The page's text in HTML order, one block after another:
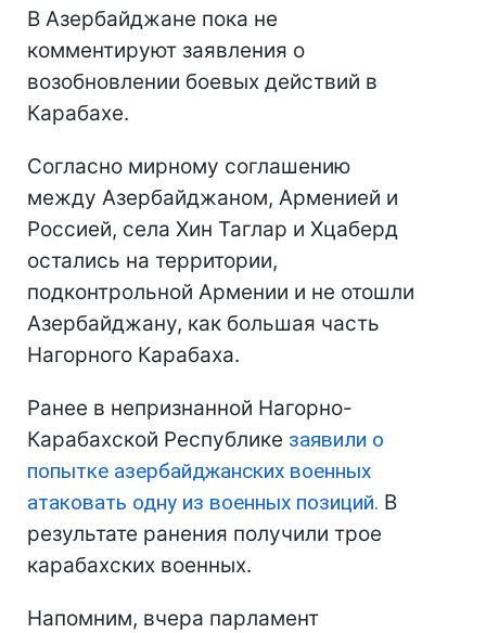
В Азербайджане пока не
комментируют заявления о
возобновлении боевых действий в
Карабахе.
Согласно мирному соглашению
между Азербайджаном, Арменией и
Россией, села Хин Таглар и Хцаберд
остались на территории,
подконтрольной Армении и не отошли
Азербайджану, как большая часть
Нагорного Карабаха.
Ранее в непризнанной Нагорно-
Карабахской Республике заявили о
попытке азербайджанских военных
атаковать одну из военных позиций. В
результате ранения получили трое
карабахских военных.
Напомним, вчера парламент